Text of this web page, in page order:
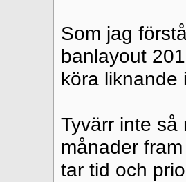
Som jag
banlayout
köra liknande
Tyvärr inte så
månader
tar tid och